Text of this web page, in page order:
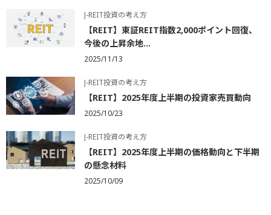
J-REIT投資の考え方
【REIT】東証REIT指数2,000ポイント回復、
今後の上昇余地...
2025/11/13
J-REIT投資の考え方
【REIT】2025年度上半期の投資家売買動向
2025/10/23
J-REIT投資の考え方
【REIT】2025年度上半期の価格動向と下半期
の懸念材料
2025/10/09